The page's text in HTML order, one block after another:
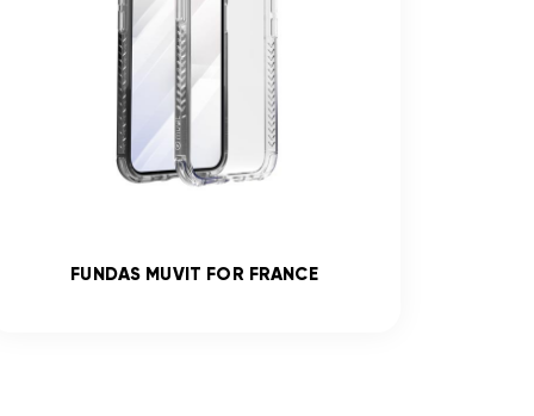
FUNDAS MUVIT FOR FRANCE